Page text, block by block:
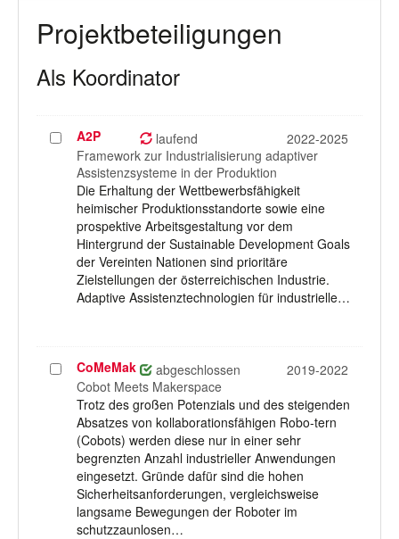
Projektbeteiligungen
Als Koordinator
Projekt
auswählen
A2P laufend
2022-2025
Framework zur Industrialisierung adaptiver
Assistenzsysteme in der Produktion
Die Erhaltung der Wettbewerbsfähigkeit
heimischer Produktionsstandorte sowie eine
prospektive Arbeitsgestaltung vor dem
Hintergrund der Sustainable Development Goals
der Vereinten Nationen sind prioritäre
Zielstellungen der österreichischen Industrie.
Adaptive Assistenztechnologien für industrielle…
Projekt
auswählen
CoMeMak abgeschlossen
2019-2022
Cobot Meets Makerspace
Trotz des großen Potenzials und des steigenden
Absatzes von kollaborationsfähigen Robo-tern
(Cobots) werden diese nur in einer sehr
begrenzten Anzahl industrieller Anwendungen
eingesetzt. Gründe dafür sind die hohen
Sicherheitsanforderungen, vergleichsweise
langsame Bewegungen der Roboter im
schutzzaunlosen…